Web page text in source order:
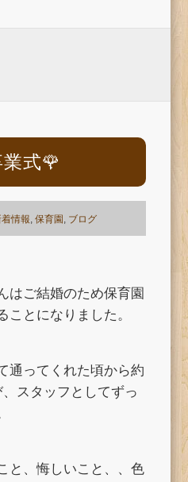
式🌹
情報, 保育園 , ブログ
はご結婚のため保育園
ことになりました。
通ってくれた頃から約
スタッフとしてずっ
と、悔しいこと、、色